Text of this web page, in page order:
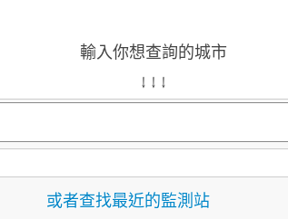
輸入你想查詢的城市
↓ ↓ ↓
或者查找最近的監測站